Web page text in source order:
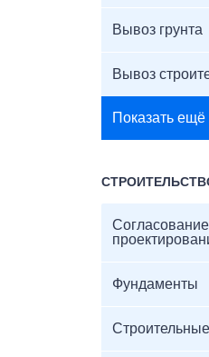
Вывоз грунта
Вывоз
Показать ещё
Фундаменты